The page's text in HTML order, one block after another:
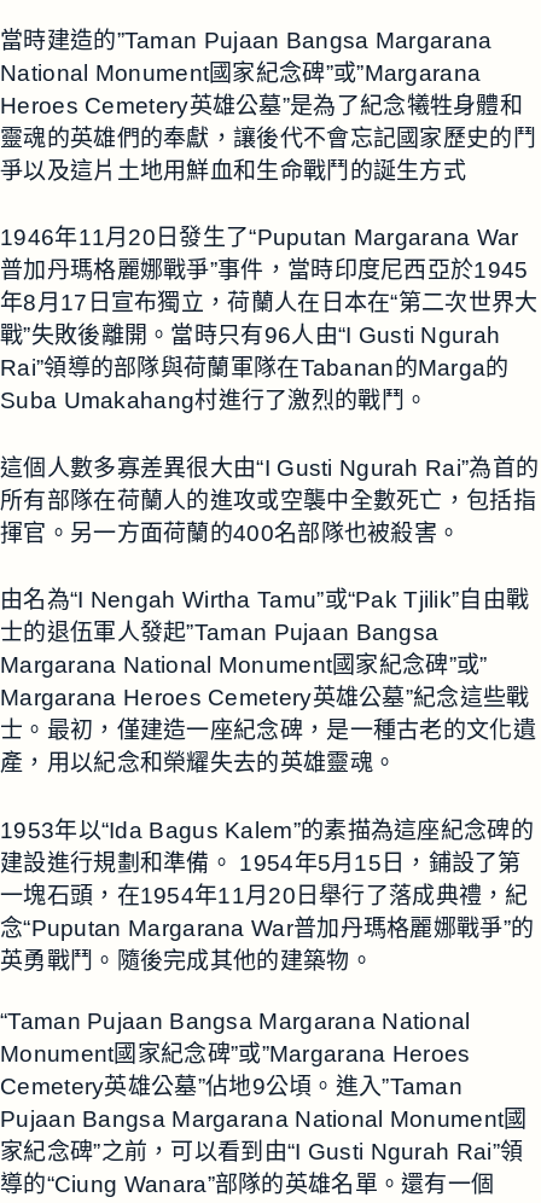
當時建造的”Taman Pujaan Bangsa Margarana
National Monument國家紀念碑”或”Margarana
Heroes Cemetery英雄公墓”是為了紀念犧牲身體和
靈魂的英雄們的奉獻，讓後代不會忘記國家歷史的鬥
爭以及這片土地用鮮血和生命戰鬥的誕生方式
1946年11月20日發生了“Puputan Margarana War
普加丹瑪格麗娜戰爭”事件，當時印度尼西亞於1945
年8月17日宣布獨立，荷蘭人在日本在“第二次世界大
戰”失敗後離開。當時只有96人由“I Gusti Ngurah
Rai”領導的部隊與荷蘭軍隊在Tabanan的Marga的
Suba Umakahang村進行了激烈的戰鬥。
這個人數多寡差異很大由“I Gusti Ngurah Rai”為首的
所有部隊在荷蘭人的進攻或空襲中全數死亡，包括指
揮官。另一方面荷蘭的400名部隊也被殺害。
由名為“I Nengah Wirtha Tamu”或“Pak Tjilik”自由戰
士的退伍軍人發起”Taman Pujaan Bangsa
Margarana National Monument國家紀念碑”或”
Margarana Heroes Cemetery英雄公墓”紀念這些戰
士。最初，僅建造一座紀念碑，是一種古老的文化遺
產，用以紀念和榮耀失去的英雄靈魂。
1953年以“Ida Bagus Kalem”的素描為這座紀念碑的
建設進行規劃和準備。 1954年5月15日，鋪設了第
一塊石頭，在1954年11月20日舉行了落成典禮，紀
念“Puputan Margarana War普加丹瑪格麗娜戰爭”的
英勇戰鬥。隨後完成其他的建築物。
“Taman Pujaan Bangsa Margarana National
Monument國家紀念碑”或”Margarana Heroes
Cemetery英雄公墓”佔地9公頃。進入”Taman
Pujaan Bangsa Margarana National Monument國
家紀念碑”之前，可以看到由“I Gusti Ngurah Rai”領
導的“Ciung Wanara”部隊的英雄名單。還有一個